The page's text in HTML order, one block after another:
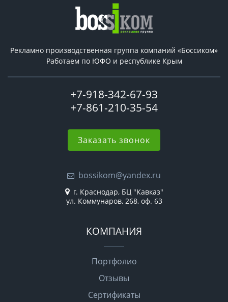
Рекламно производственная группа компаний «Боссиком»
Работаем по ЮФО и республике Крым
+7-918-342-67-93
+7-861-210-35-54
Заказать звонок
bossikom@yandex.ru
г. Краснодар, БЦ "Кавказ"
ул. Коммунаров, 268, оф. 63
КОМПАНИЯ
Портфолио
Отзывы
Сертификаты